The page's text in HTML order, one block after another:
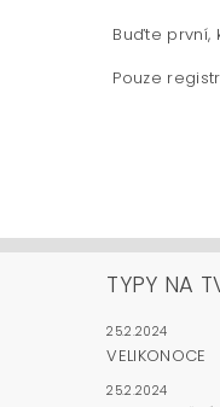
Buďte první,
Pouze
TYPY NA
25.2.2024
VELIKONOCE
25.2.2024